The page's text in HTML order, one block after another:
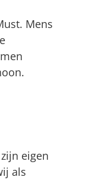
Mens
eigen
als